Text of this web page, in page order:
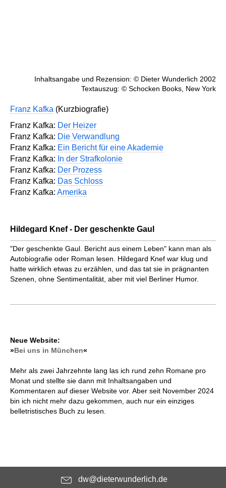
Inhaltsangabe und Rezension: © Dieter Wunderlich 2002
Textauszug: © Schocken Books, New York
Franz Kafka (Kurzbiografie)
Franz Kafka: Der Heizer
Franz Kafka: Die Verwandlung
Franz Kafka: Ein Bericht für eine Akademie
Franz Kafka: In der Strafkolonie
Franz Kafka: Der Prozess
Franz Kafka: Das Schloss
Franz Kafka: Amerika
Hildegard Knef - Der geschenkte Gaul
"Der geschenkte Gaul. Bericht aus einem Leben" kann man als
Autobiografie oder Roman lesen. Hildegard Knef war klug und
hatte wirklich etwas zu erzählen, und das tat sie in prägnanten
Szenen, ohne Sentimentalität, aber mit viel Berliner Humor.
Neue Website:
»Bei uns in München«
Mehr als zwei Jahrzehnte lang las ich rund zehn Romane pro
Monat und stellte sie dann mit Inhaltsangaben und
Kommentaren auf dieser Website vor. Aber seit November 2024
bin ich nicht mehr dazu gekommen, auch nur ein einziges
belletristisches Buch zu lesen.
dw@dieterwunderlich.de